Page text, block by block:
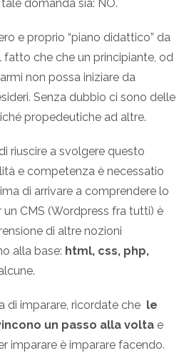
domanda sia: NO.
e proprio “piano didattico” da
fatto che che un principiante, od
non possa iniziare da
Senza dubbio ci sono delle
propedeutiche ad altre.
riuscire a svolgere questo
e competenza è necessatio
di arrivare a comprendere lo
CMS (Wordpress fra tutti) è
di altre nozioni
alla base: html, css, php,
di imparare, ricordate che le
un passo alla volta e
imparare è imparare facendo.